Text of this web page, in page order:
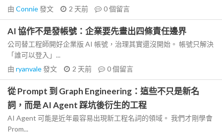
由 Connie發文 2 天前 0個留言
AI 協作不是發帳號：企業要先畫出四條責任邊界
公司替工程師開好企業版 AI 帳號，治理其實還沒開始。 帳號只解決
「誰可以登入」...
由 ryanvale發文 2 天前 0個留言
從 Prompt 到 Graph Engineering：這些不只是新名
詞，而是 AI Agent 踩坑後衍生的工程
AI Agent 可能是近年最容易出現新工程名詞的領域。 我們才剛學會
Prom...